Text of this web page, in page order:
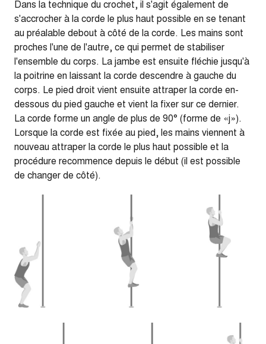
Dans la technique du crochet, il s'agit également de
s'accrocher à la corde le plus haut possible en se tenant
au préalable debout à côté de la corde. Les mains sont
proches l'une de l'autre, ce qui permet de stabiliser
l'ensemble du corps. La jambe est ensuite fléchie jusqu'à
la poitrine en laissant la corde descendre à gauche du
corps. Le pied droit vient ensuite attraper la corde en-
dessous du pied gauche et vient la fixer sur ce dernier.
La corde forme un angle de plus de 90° (forme de «j»).
Lorsque la corde est fixée au pied, les mains viennent à
nouveau attraper la corde le plus haut possible et la
procédure recommence depuis le début (il est possible
de changer de côté).